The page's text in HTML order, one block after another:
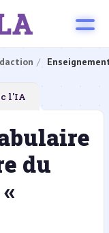
l'IA
du